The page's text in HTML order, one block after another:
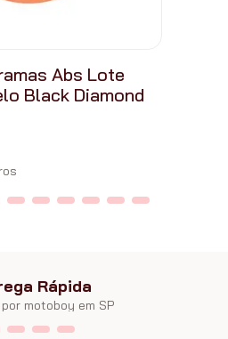
Abs Lote
Black Diamond
Rápida
motoboy em SP